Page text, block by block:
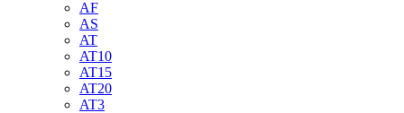
AF
AS
AT
AT10
AT15
AT20
AT3